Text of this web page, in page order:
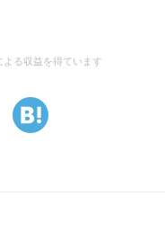
る収益を得ています